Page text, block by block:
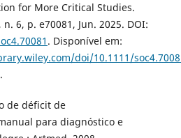
for More Critical Studies.
6, p. e70081, Jun. 2025. DOI:
. Disponível em:
doi/10.1111/
de déficit de
para diagnóstico e